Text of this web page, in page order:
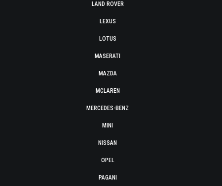
LAND ROVER
LEXUS
LOTUS
MASERATI
MAZDA
MCLAREN
MERCEDES-BENZ
MINI
NISSAN
OPEL
PAGANI